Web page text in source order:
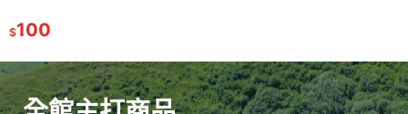
HAP-16300-
清靜機
$100